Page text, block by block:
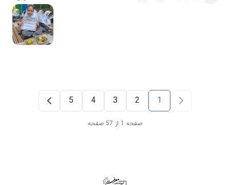
1
2
3
4
5
صفحه 1 از 57 صفحه